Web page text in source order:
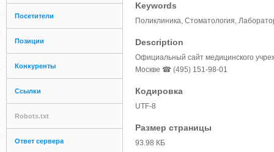
Посетители
Позиции
Конкуренты
Ссылки
Robots.txt
Ответ сервера
Keywords
Поликлиника, Стоматология,
Description
Официальный сайт медицинского
Москве ☎ (495) 151-98-01
Кодировка
UTF-8
Размер страницы
93.98 КБ